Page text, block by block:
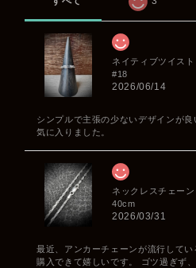
ネイティブツイス
#18
2026/06/14
シンプルで主張の少ないデザインが良
気に入りました。
40cm
2026/03/31
最近、アンカーチェーンが流行して
購入できて嬉しいです。 ゴツ過ぎず